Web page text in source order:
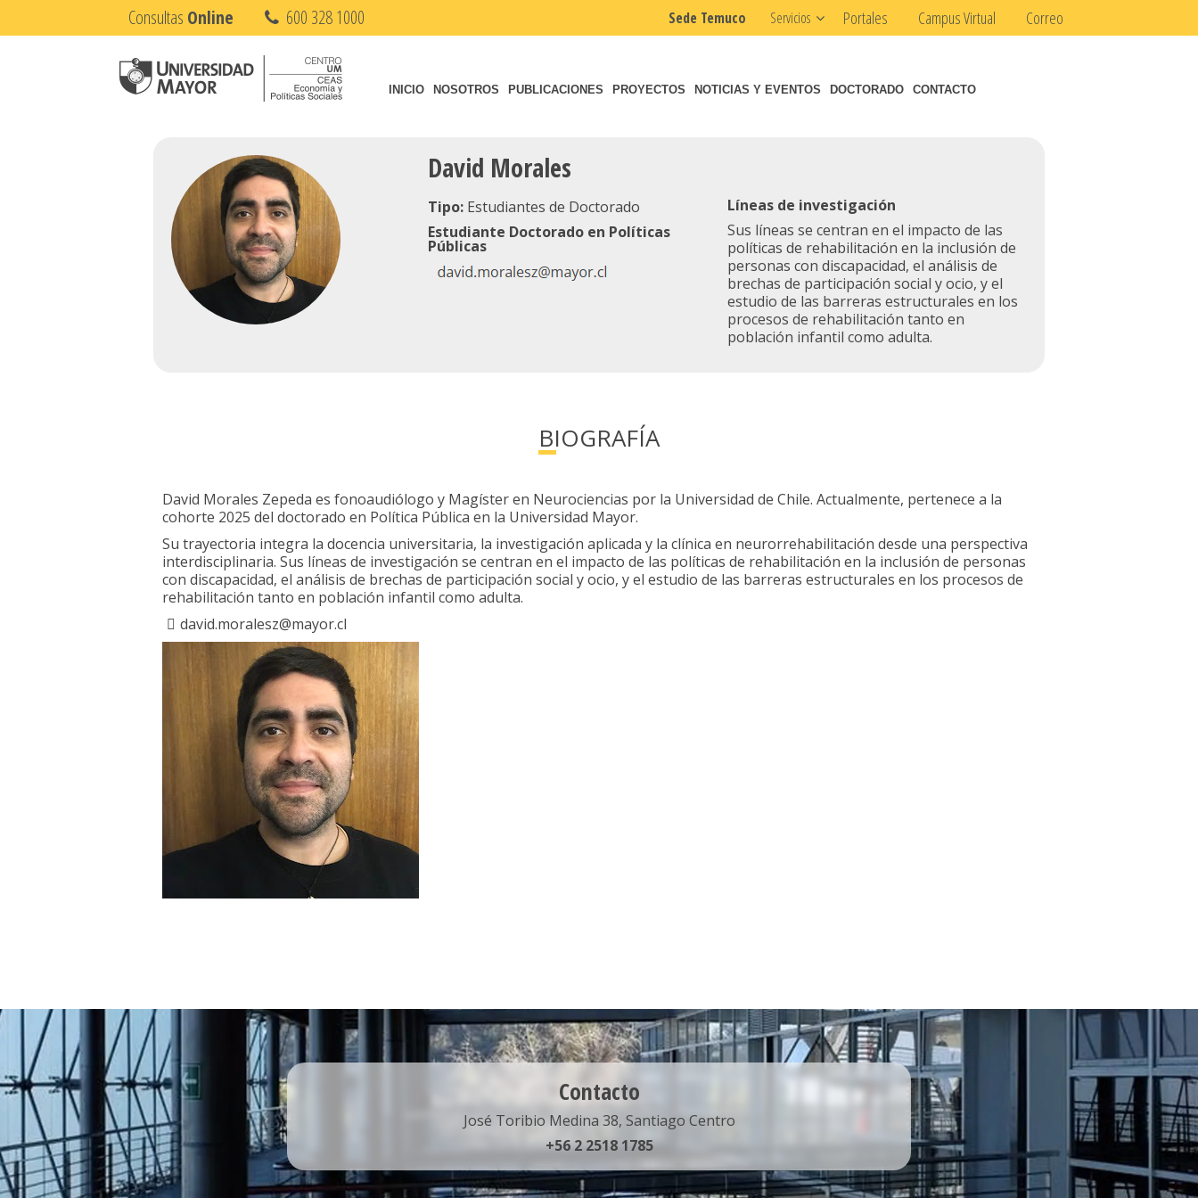
Consultas Online 600 328 1000 Sede Temuco Servicios Portales Campus Virtual Correo
INICIO NOSOTROS PUBLICACIONES PROYECTOS NOTICIAS Y EVENTOS DOCTORADO CONTACTO
David Morales
Tipo: Estudiantes de Doctorado
Estudiante Doctorado en Políticas
Públicas
Líneas de investigación
Sus líneas se centran en el impacto de las
políticas de rehabilitación en la inclusión de
personas con discapacidad, el análisis de
brechas de participación social y ocio, y el
estudio de las barreras estructurales en los
procesos de rehabilitación tanto en
población infantil como adulta.
BIOGRAFÍA
David Morales Zepeda es fonoaudiólogo y Magíster en Neurociencias por la Universidad de Chile. Actualmente, pertenece a la
cohorte 2025 del doctorado en Política Pública en la Universidad Mayor.
Su trayectoria integra la docencia universitaria, la investigación aplicada y la clínica en neurorrehabilitación desde una perspectiva
interdisciplinaria. Sus líneas de investigación se centran en el impacto de las políticas de rehabilitación en la inclusión de personas
con discapacidad, el análisis de brechas de participación social y ocio, y el estudio de las barreras estructurales en los procesos de
rehabilitación tanto en población infantil como adulta.
david.moralesz@mayor.cl
Contacto
José Toribio Medina 38, Santiago Centro
+56 2 2518 1785